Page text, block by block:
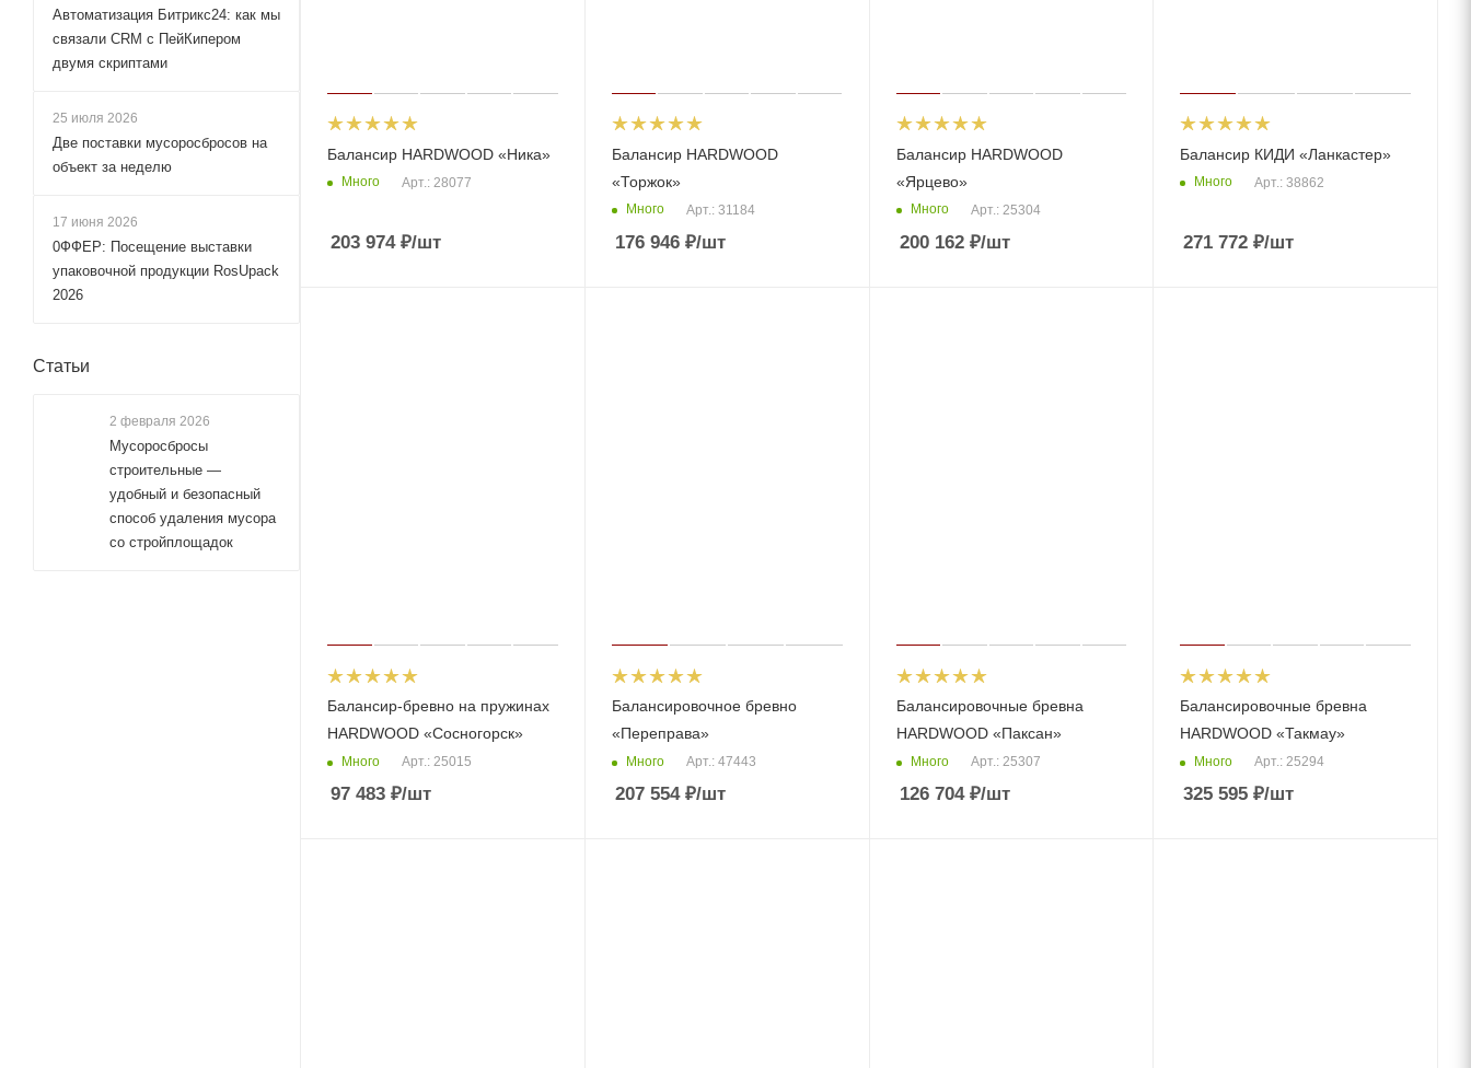
Балансир HARDWOOD «Ника»
Много Арт.: 28077
203 974₽/шт
Балансир HARDWOOD
«Торжок»
Много Арт.: 31184
176 946₽/шт
Балансир HARDWOOD
«Ярцево»
Много Арт.: 25304
200 162₽/шт
Балансир КИДИ «Ланкастер»
Много Арт.: 38862
271 772 ₽/шт
Балансир-бревно на пружинах
HARDWOOD «Сосногорск»
Много Арт.: 25015
97 483 ₽/шт
Балансировочное бревно
«Переправа»
Много Арт.: 47443
207 554₽/шт
Балансировочные бревна
HARDWOOD «Паксан»
Много Арт.: 25307
126 704₽/шт
Балансировочные бревна
HARDWOOD «Такмау»
Много Арт.: 25294
325 595 ₽/шт
Автоматизация Битрикс24: как мы
связали CRM с ПейКипером
двумя скриптами
25 июля 2026
Две поставки мусоросбросов на
объект за неделю
17 июня 2026
0ФФЕР: Посещение выставки
упаковочной продукции RosUpack
2026
Статьи
2 февраля 2026
Мусоросбросы
строительные —
удобный и безопасный
способ удаления мусора
со стройплощадок